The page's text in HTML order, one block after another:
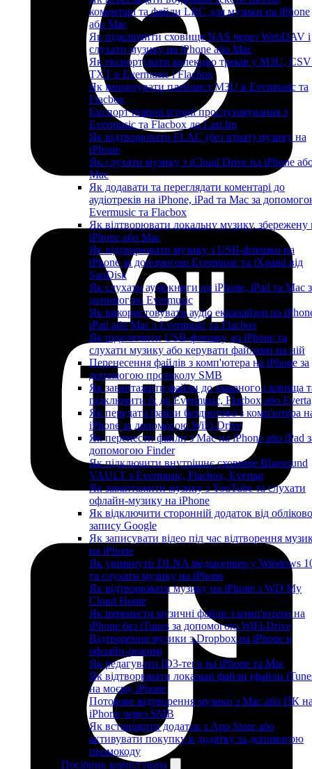
коментарі та файли LRC для музики на iPhone
або Mac
Як підключити сховище NAS через WebDAV і
слухати музику на iPhone або Mac
Як експортувати колекцію треків у M3U,
TXT в Evermusic і Flacbox
Як імпортувати плейлист M3U в Evermusic та
Flacbox
Експорт повної історії прослуховування з
Evermusic та Flacbox до Last.fm
Як відтворювати FLAC (без втрат) музику на
iPhone
Як слухати музику з iCloud Drive на iPhone
Mac
Як додавати та переглядати коментарі до
аудіотреків на iPhone, iPad та Mac за
Evermusic та Flacbox
Як відтворювати локальну музику, збережену
iPhone або Mac
Як відтворювати музику з USB-флешки на
iPhone за допомогою Evermusic та iXpand від
SanDisk
Як слухати аудіокниги на iPhone, iPad та Mac
допомогою Evermusic
Як використовувати аудіо еквалайзер на
iPad або Mac з Evermusic та Flacbox
Як підключити USB-флешку до iPhone та
слухати музику або керувати файлами на ній
Перенесення файлів з комп'ютера на iPhone за
допомогою протоколу SMB
Як завантажити файли до хмарного сховища
підключити їх до Evermusic, Flacbox або
Як передати файли бездротово з комп'ютера
iPhone за допомогою WiFi-Drive
Як перенести файли з Mac на iPhone або iPad
допомогою Finder
Як підключити внутрішнє сховище Bluesound
VAULT з Evermusic, Flacbox, Evertag
Як завантажити музику з YouTube та слухати
офлайн-музику на iPhone
Як відключити сторонній додаток від
запису Google
Як записувати відео під час відтворення
на iPhone
Як увімкнути DLNA медіасервер у Windows
та слухати музику на iPhone
Як відтворювати музику на iPhone з WD My
Cloud Home
Як перенести музичні файли з комп'ютера на
iPhone без iTunes за допомогою WiFi-Drive
Відтворення музики з Dropbox на iPhone в
офлайн-режимі
Як редагувати ID3-теги на iPhone та Mac
Як відтворювати локальні файли (файли
на моєму iPhone
Потокове відтворення музики з Mac або ПК
iPhone через SMB
Як встановити додаток з App Store або
активувати покупку в додатку за допомогою
промокоду
Посібник користувача